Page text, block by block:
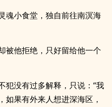
魂小食堂，独自前往南溟海
被他拒绝，只好留给他一个
犯没有过多解释，只说：“我
如果有外来人想进深海区，